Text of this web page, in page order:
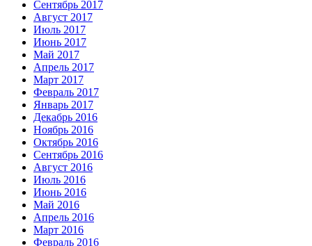
Сентябрь 2017
Август 2017
Июль 2017
Июнь 2017
Май 2017
Апрель 2017
Март 2017
Февраль 2017
Январь 2017
Декабрь 2016
Ноябрь 2016
Октябрь 2016
Сентябрь 2016
Август 2016
Июль 2016
Июнь 2016
Май 2016
Апрель 2016
Март 2016
Февраль 2016